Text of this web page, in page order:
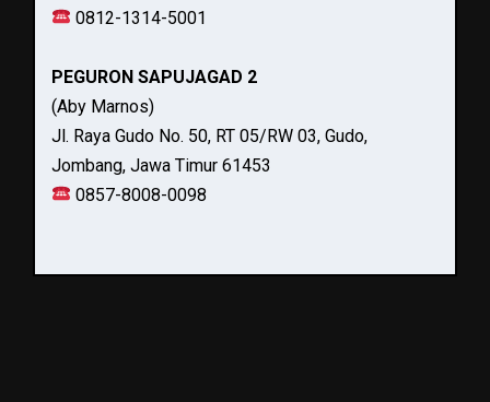
0812-1314-5001
PEGURON SAPUJAGAD 2
(Aby Marnos)
Jl. Raya Gudo No. 50, RT 05/RW 03, Gudo,
Jombang, Jawa Timur 61453
0857-8008-0098